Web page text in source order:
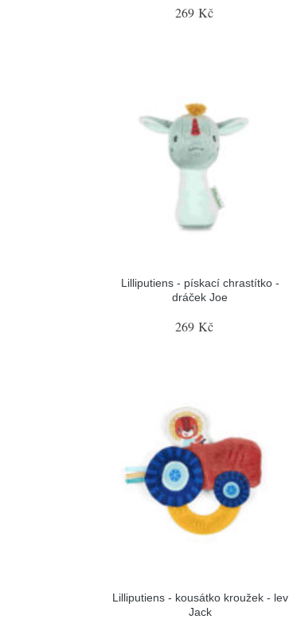
269 Kč
Lilliputiens - pískací chrastítko -
dráček Joe
269 Kč
Lilliputiens - kousátko kroužek - lev
Jack